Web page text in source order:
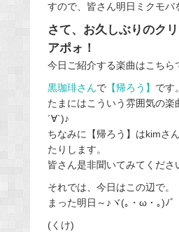
すので、皆さん明日ミクモバ
さて、お久しぶりのク
アポォ！
今日ご紹介する楽曲はこちら
黒珈琲さんで【帰ろう】 です。
たまにはこういう雰囲気の楽
´∀`)♪
ちなみに【帰ろう】はkimさ
たりします。
皆さん是非聞いてみてくださ
それでは、今日はこの辺で。
まった明日～♪ヾ(｡・ω・｡)ﾉﾞ
(くけ)